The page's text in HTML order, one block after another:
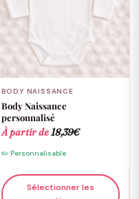
BODY NAISSANCE
Body Naissance
personnalisé
À partir de18,39€
✏️ Personnalisable
Sélectionner les